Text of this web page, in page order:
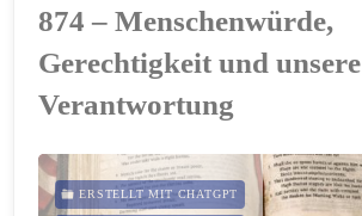
874 – Menschenwürde,
Gerechtigkeit und unsere
Verantwortung
ERSTELLT MIT CHATGPT